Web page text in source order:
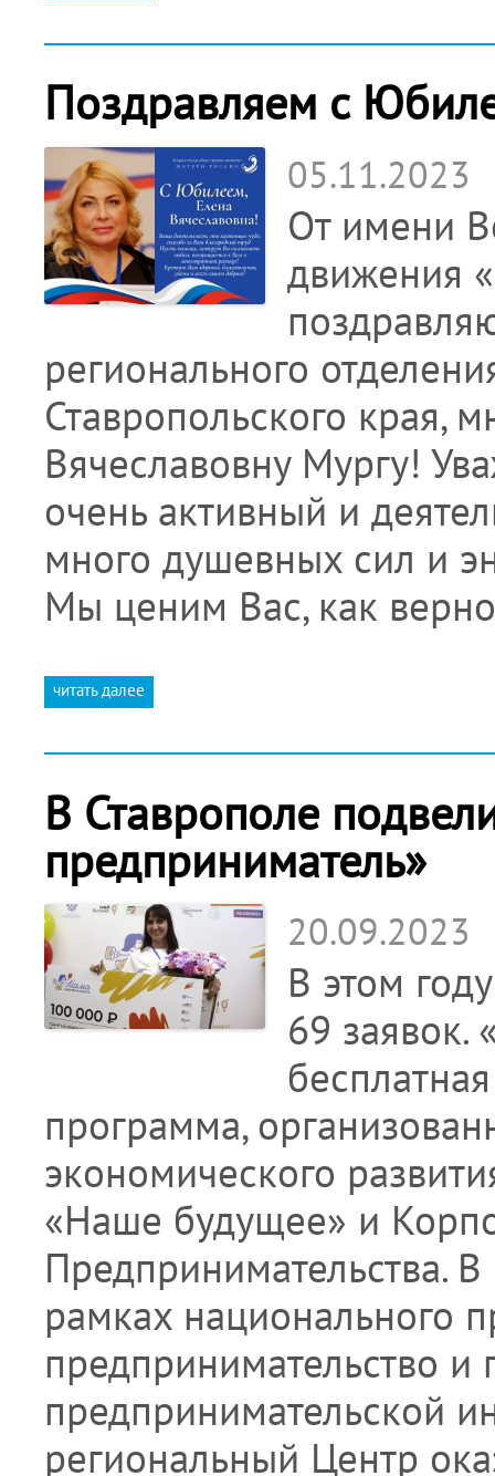
Поздравляем с
05.11.2023
От имени
движения
регионального
Ставропольского края,
Вячеславовну Мургу!
очень активный и
много душевных сил и
Мы ценим Вас, как
читать далее
В Ставрополе
предприниматель»
20.09.2023
В этом
69 заявок.
программа,
экономического
«Наше будущее» и
Предпринимательства.
рамках национального
предпринимательство
предпринимательской
региональный Центр